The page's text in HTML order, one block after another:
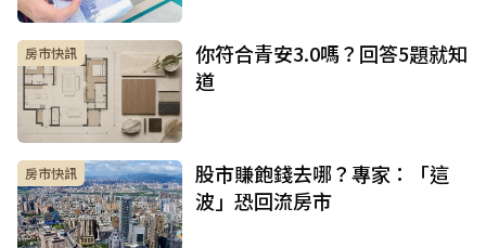
房市快訊
你符合青安3.0嗎？回答5題就知
道
房市快訊
股市賺飽錢去哪？專家：「這
波」恐回流房市